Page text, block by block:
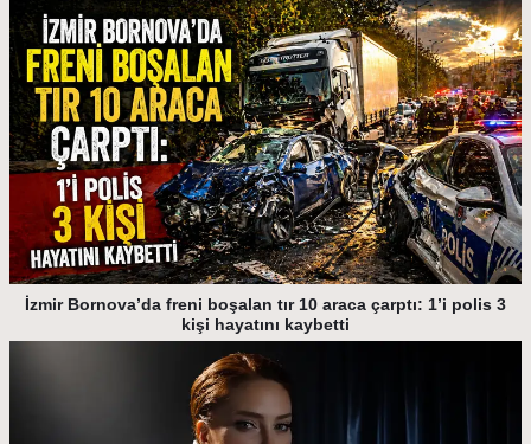
İzmir Bornova’da freni boşalan tır 10 araca çarptı: 1’i polis 3
kişi hayatını kaybetti